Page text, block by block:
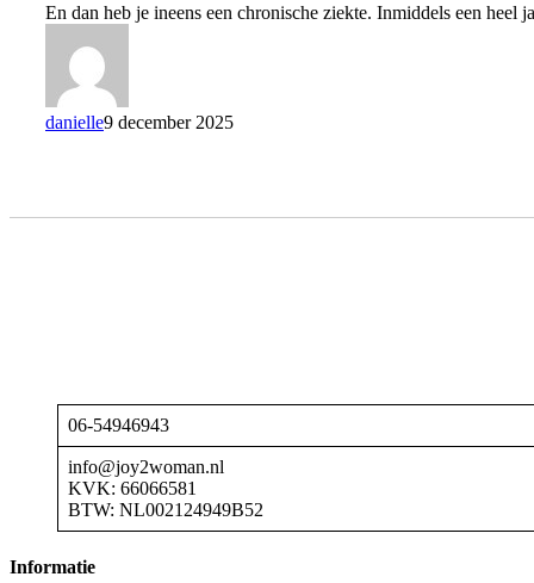
ziekte
En dan heb je ineens een chronische ziekte. Inmiddels een
danielle9 december 2025
06-54946943
info@joy2woman.nl
KVK: 66066581
BTW: NL002124949B52
Informatie